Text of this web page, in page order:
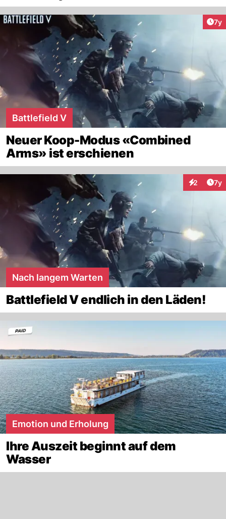
7y
Battlefield V
Neuer Koop-Modus «Combined
Arms» ist erschienen
2 7y
Nach langem Warten
Battlefield V endlich in den Läden!
Emotion und Erholung
Ihre Auszeit beginnt auf dem
Wasser